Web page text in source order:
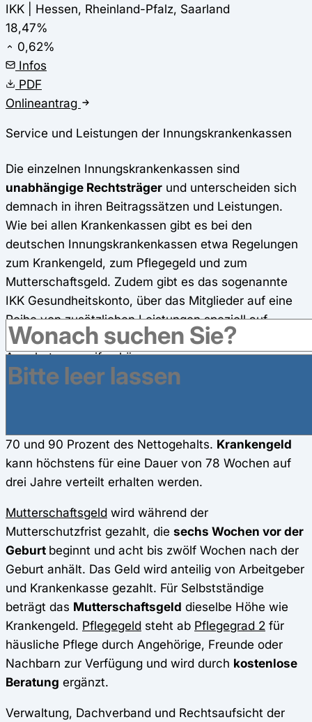
IKK | Hessen, Rheinland-Pfalz, Saarland
18,47%
0,62%
Infos
PDF
Onlineantrag
Service und Leistungen der Innungskrankenkassen
Die einzelnen Innungskrankenkassen sind
unabhängige Rechtsträger und unterscheiden sich
demnach in ihren Beitragssätzen und Leistungen.
Wie bei allen Krankenkassen gibt es bei den
deutschen Innungskrankenkassen etwa Regelungen
zum Krankengeld, zum Pflegegeld und zum
Mutterschaftsgeld. Zudem gibt es das sogenannte
IKK Gesundheitskonto, über das Mitglieder auf eine
Reihe von zusätzlichen Leistungen speziell auf
Kinder, Familien und Erwachsene zugeschneiderte
Angebote zugreifen können.
Das von denIKKgezahlteKrankengeld
70 und 90 Prozent des Nettogehalts. Krankengeld
kann höchstens für eine Dauer von 78 Wochen auf
drei Jahre verteilt erhalten werden.
Mutterschaftsgeld wird während der
Mutterschutzfrist gezahlt, die sechs Wochen vor der
Geburt beginnt und acht bis zwölf Wochen nach der
Geburt anhält. Das Geld wird anteilig von Arbeitgeber
und Krankenkasse gezahlt. Für Selbstständige
beträgt das Mutterschaftsgeld dieselbe Höhe wie
Krankengeld. Pflegegeld steht ab Pflegegrad 2 für
häusliche Pflege durch Angehörige, Freunde oder
Nachbarn zur Verfügung und wird durch kostenlose
Beratung ergänzt.
Verwaltung, Dachverband und Rechtsaufsicht der